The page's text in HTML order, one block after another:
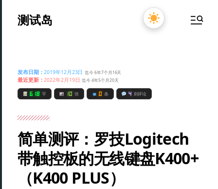
测试岛
发布日期：2019年12月23日 迄今 6年7个月16天
最近更新：2022年2月19日 迄今 4年5个月20天
618 字 10 张 0 条 4 则评论
简单测评：罗技Logitech
带触控板的无线键盘K400+
（K400 PLUS）